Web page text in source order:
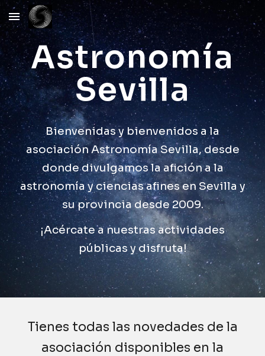
Skip to main content Skip to navigation
Astronomía
Sevilla
Bienvenidas y bienvenidos a la
asociación Astronomía Sevilla, desde
donde divulgamos la afición a la
astronomía y ciencias afines en Sevilla y
su provincia desde 2009.
¡Acércate a nuestras actividades
públicas y disfruta!
Tienes todas las novedades de la
asociación disponibles en la